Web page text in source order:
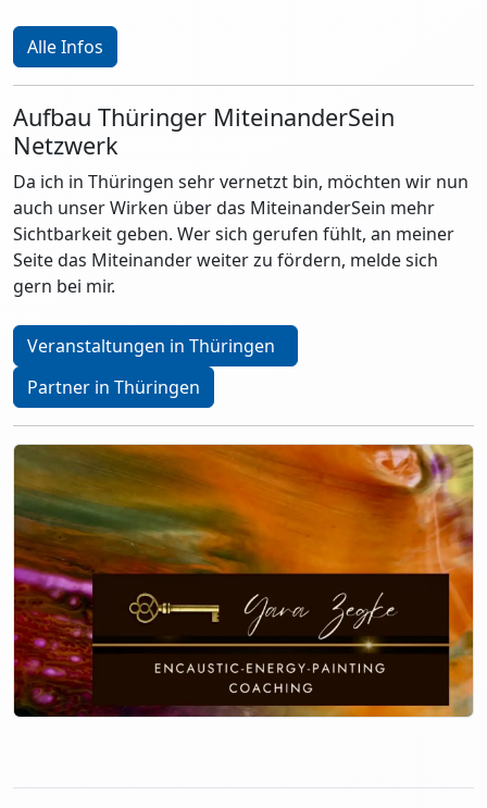
Alle Infos
Aufbau Thüringer MiteinanderSein
Netzwerk
Da ich in Thüringen sehr vernetzt bin, möchten wir nun
auch unser Wirken über das MiteinanderSein mehr
Sichtbarkeit geben. Wer sich gerufen fühlt, an meiner
Seite das Miteinander weiter zu fördern, melde sich
gern bei mir.
Veranstaltungen in Thüringen
Partner in Thüringen